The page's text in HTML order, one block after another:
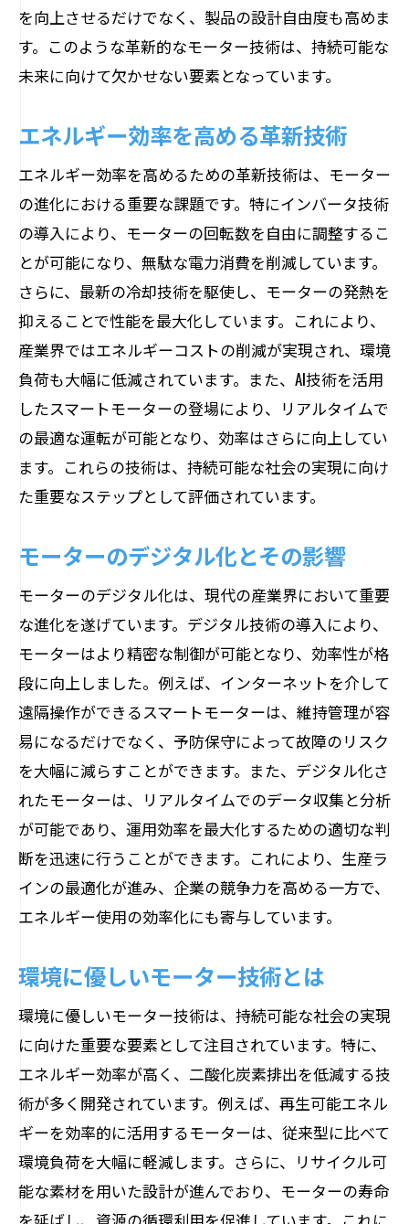
を向上させるだけでなく、製品の設計自由度も高めま
す。このような革新的なモーター技術は、持続可能な
未来に向けて欠かせない要素となっています。
エネルギー効率を高める革新技術
エネルギー効率を高めるための革新技術は、モーター
の進化における重要な課題です。特にインバータ技術
の導入により、モーターの回転数を自由に調整するこ
とが可能になり、無駄な電力消費を削減しています。
さらに、最新の冷却技術を駆使し、モーターの発熱を
抑えることで性能を最大化しています。これにより、
産業界ではエネルギーコストの削減が実現され、環境
負荷も大幅に低減されています。また、AI技術を活用
したスマートモーターの登場により、リアルタイムで
の最適な運転が可能となり、効率はさらに向上してい
ます。これらの技術は、持続可能な社会の実現に向け
た重要なステップとして評価されています。
モーターのデジタル化とその影響
モーターのデジタル化は、現代の産業界において重要
な進化を遂げています。デジタル技術の導入により、
モーターはより精密な制御が可能となり、効率性が格
段に向上しました。例えば、インターネットを介して
遠隔操作ができるスマートモーターは、維持管理が容
易になるだけでなく、予防保守によって故障のリスク
を大幅に減らすことができます。また、デジタル化さ
れたモーターは、リアルタイムでのデータ収集と分析
が可能であり、運用効率を最大化するための適切な判
断を迅速に行うことができます。これにより、生産ラ
インの最適化が進み、企業の競争力を高める一方で、
エネルギー使用の効率化にも寄与しています。
環境に優しいモーター技術とは
環境に優しいモーター技術は、持続可能な社会の実現
に向けた重要な要素として注目されています。特に、
エネルギー効率が高く、二酸化炭素排出を低減する技
術が多く開発されています。例えば、再生可能エネル
ギーを効率的に活用するモーターは、従来型に比べて
環境負荷を大幅に軽減します。さらに、リサイクル可
能な素材を用いた設計が進んでおり、モーターの寿命